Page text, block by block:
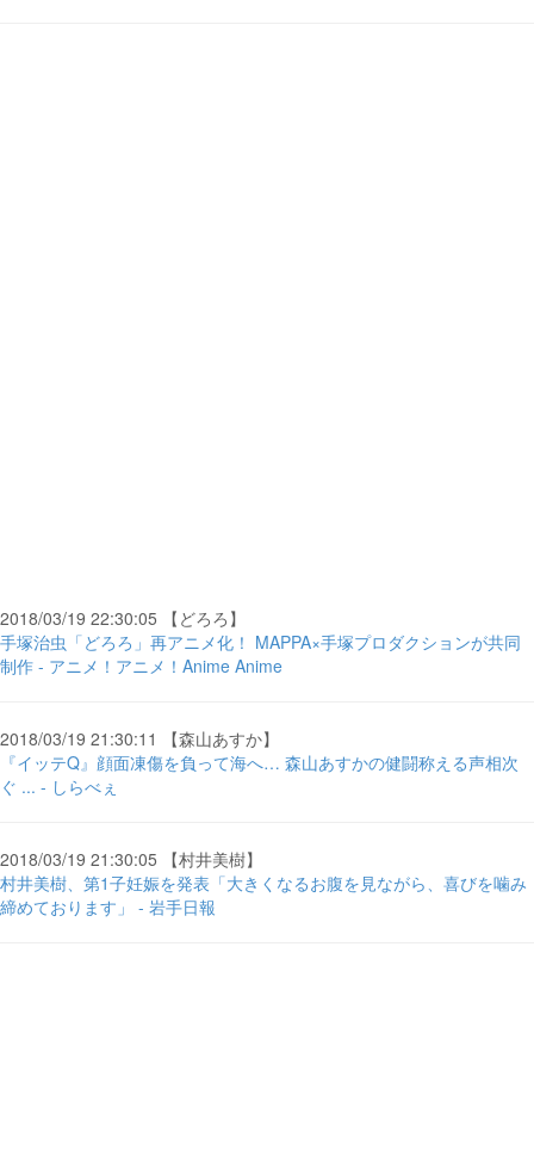
2018/03/19 22:30:05 【どろろ】
手塚治虫「どろろ」再アニメ化！ MAPPA×手塚プロダクションが共同
制作 - アニメ！アニメ！Anime Anime
2018/03/19 21:30:11 【森山あすか】
『イッテQ』顔面凍傷を負って海へ… 森山あすかの健闘称える声相次
ぐ ... - しらべぇ
2018/03/19 21:30:05 【村井美樹】
村井美樹、第1子妊娠を発表「大きくなるお腹を見ながら、喜びを噛み
締めております」 - 岩手日報